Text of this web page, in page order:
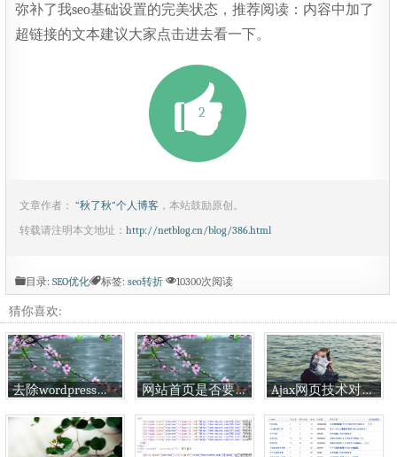
弥补了我seo基础设置的完美状态，推荐阅读：内容中加了
超链接的文本建议大家点击进去看一下。
2
文章作者： “秋了秋”个人博客 ，本站鼓励原创。
转载请注明本文地址： http://netblog.cn/blog/386.html
目录: SEO优化 标签: seo转折 10300次阅读
猜你喜欢:
去除wordpress评论日期时间上的超链接 网站首页是否要加Canonical标签问题 Ajax网页技术对网站SEO无影响